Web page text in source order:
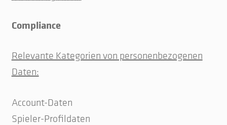
Compliance
Relevante Kategorien von personenbezogenen
Daten:
Account-Daten
Spieler-Profildaten